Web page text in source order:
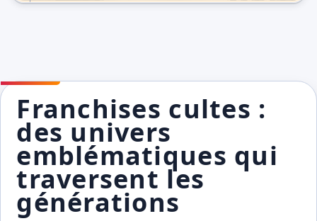
Franchises cultes :
des univers
emblématiques qui
traversent les
générations